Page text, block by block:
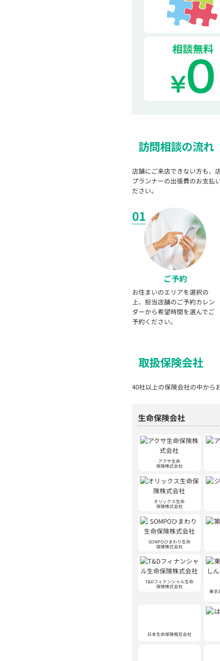
訪問相談の流れ
店舗にご来店できない方も、
プランナーの出張費のお支払
ださい。
01
ご予約
お住まいのエリアを選択の
上、担当店舗のご予約カレン
ダーから希望時間を選んでご
予約ください。
取扱保険会社
40社以上の保険会社の中から
生命保険会社
アクサ生命
保険株式会社
オリックス生命
保険株式会社
SOMPOひまわり生命
保険株式会社
T&Dフィナンシャル生命
保険株式会社
東京
日本生命保険相互会社